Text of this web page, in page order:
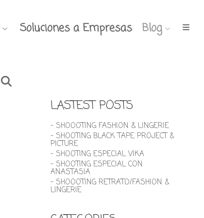
Soluciones a Empresas Blog
LASTEST POSTS
- SHOOOTING FASHION & LINGERIE
- SHOOTING BLACK TAPE PROJECT &
PICTURE
- SHOOTING ESPECIAL VIKA
- SHOOTING ESPECIAL CON
ANASTASIA
- SHOOOTING RETRATO/FASHION &
LINGERIE